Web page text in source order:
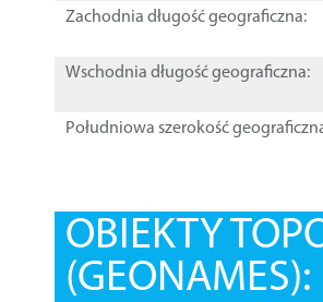
Zachodnia długość geograficzna:
Wschodnia długość geograficzna:
Południowa szerokość
OBIEKTY
(GEONAMES):